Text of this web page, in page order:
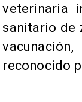
veterinaria
sanitario de
reconocido